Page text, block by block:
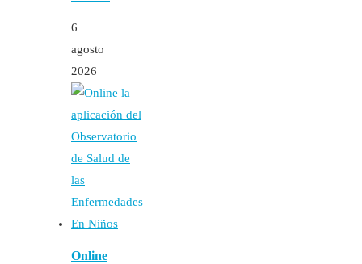
6
agosto
2026
Online